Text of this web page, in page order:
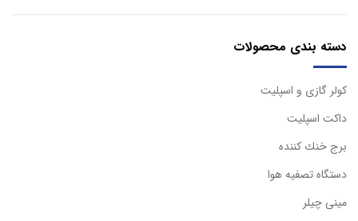
دسته بندی محصولات
كولر گازی و اسپليت
داكت اسپليت
برج خنك كننده
دستگاه تصفيه هوا
مینی چیلر